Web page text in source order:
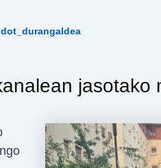
dot_durangaldea
jasotako